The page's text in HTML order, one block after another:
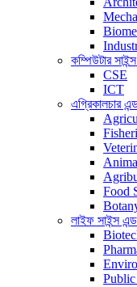
কম্পিউটার সাইন্স
CSE
ICT
এগ্রিকালচার
Food
লাইফ সাইন্স